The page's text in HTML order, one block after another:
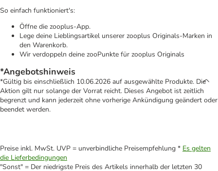
So einfach funktioniert's:
Öffne die zooplus-App.
Lege deine Lieblingsartikel unserer zooplus Originals-Marken in
den Warenkorb.
Wir verdoppeln deine zooPunkte für zooplus Originals
*Angebotshinweis
*Gültig bis einschließlich 10.06.2026 auf ausgewählte Produkte. Die
Aktion gilt nur solange der Vorrat reicht. Dieses Angebot ist zeitlich
begrenzt und kann jederzeit ohne vorherige Ankündigung geändert oder
beendet werden.
Preise inkl. MwSt. UVP = unverbindliche Preisempfehlung * Es gelten
die Lieferbedingungen
"Sonst" = Der niedrigste Preis des Artikels innerhalb der letzten 30